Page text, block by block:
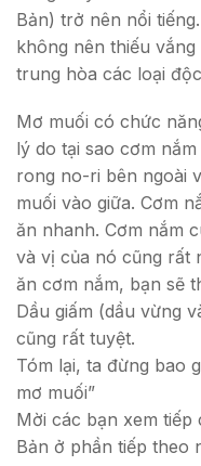
Bản) trở nên nổi
không nên thiếu
trung hòa các loại độc
Mơ muối có chức
lý do tại sao cơm
rong no-ri bên ngoài
muối vào giữa. Cơm
ăn nhanh. Cơm nắm
và vị của nó cũng rất
ăn cơm nắm, bạn sẽ
Dầu giấm (dầu vừng
cũng rất tuyệt.
Tóm lại, ta đừng bao
mơ muối”
Mời các bạn xem tiếp
Bản ở phần tiếp theo